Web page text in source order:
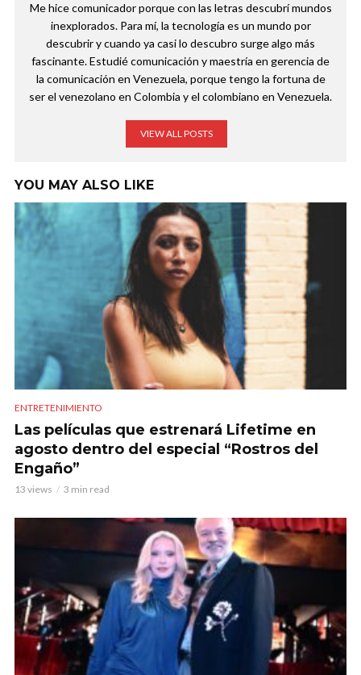
Me hice comunicador porque con las letras descubrí mundos
inexplorados. Para mí, la tecnología es un mundo por
descubrir y cuando ya casi lo descubro surge algo más
fascinante. Estudié comunicación y maestría en gerencia de
la comunicación en Venezuela, porque tengo la fortuna de
ser el venezolano en Colombia y el colombiano en Venezuela.
VIEW ALL POSTS
YOU MAY ALSO LIKE
ENTRETENIMIENTO
Las películas que estrenará Lifetime en
agosto dentro del especial “Rostros del
Engaño”
13 views 3 min read